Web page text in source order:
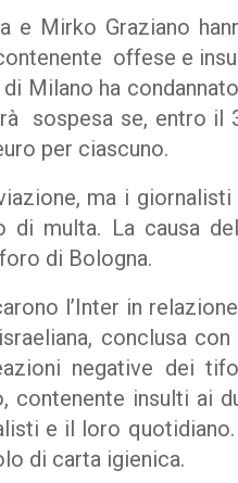
e Mirko Graziano
offese e
Milano ha
sospesa se, entro il
per ciascuno.
ma i giornalisti
di multa. La causa
di Bologna.
l’Inter in
conclusa con
negative dei
contenente insulti ai
e il loro
di carta igienica.